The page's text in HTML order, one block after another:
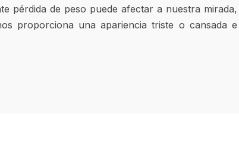
pérdida de peso puede afectar a nuestra mirada,
proporciona una apariencia triste o cansada e